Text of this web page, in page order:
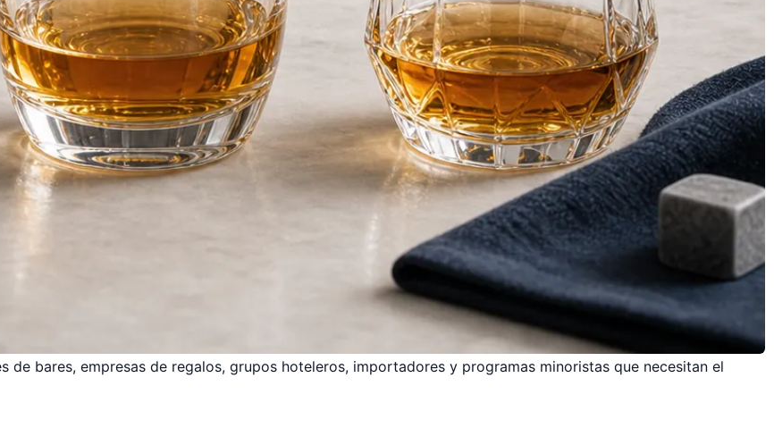
de bares, empresas de regalos, grupos hoteleros, importadores y programas minoristas que necesitan el